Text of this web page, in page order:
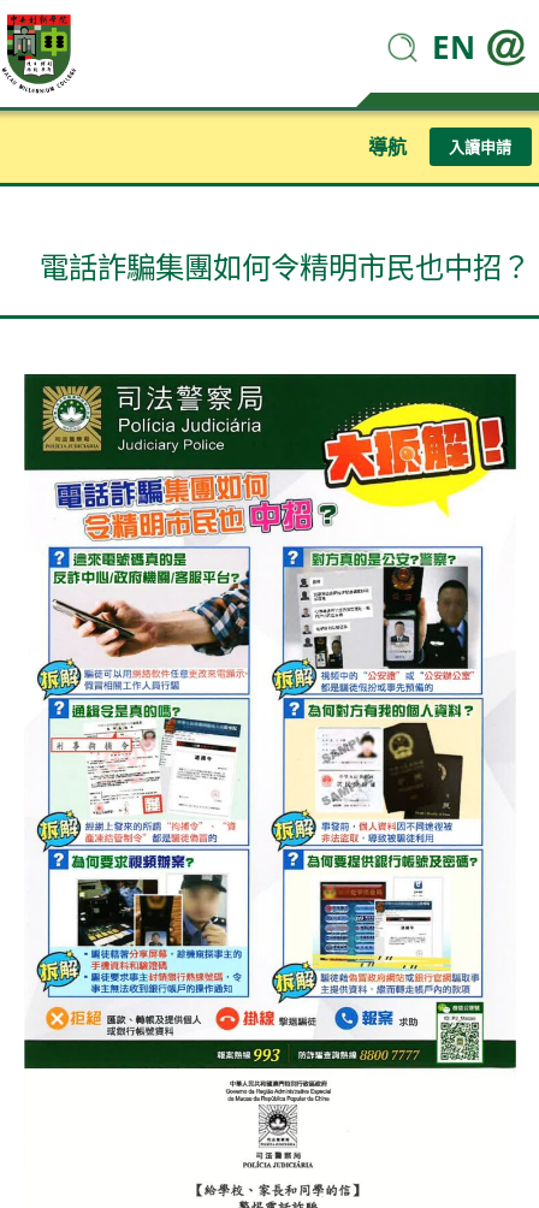
EN
導航 入讀申請
電話詐騙集團如何令精明市民也中招？